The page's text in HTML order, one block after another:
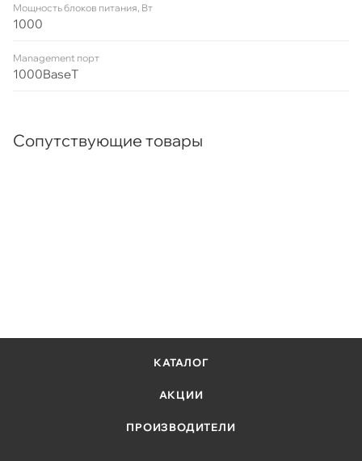
Мощность блоков питания, Вт
1000
Management порт
1000BaseT
Сопутствующие товары
КАТАЛОГ
АКЦИИ
ПРОИЗВОДИТЕЛИ